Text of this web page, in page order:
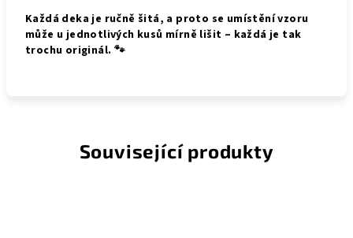
Každá deka je ručně šitá, a proto se umístění vzoru
může u jednotlivých kusů mírně lišit – každá je tak
trochu originál. 🐾
Související produkty